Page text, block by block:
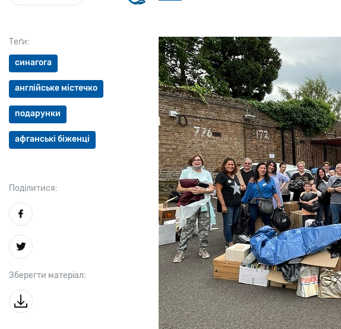
Теґи:
синагога
англійське містечко
подарунки
афганські біженці
Поділитися:
Зберегти матеріал: